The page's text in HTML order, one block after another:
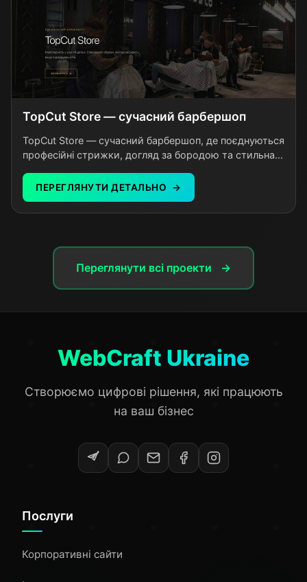
TopCut Store — сучасний барбершоп
TopCut Store — сучасний барбершоп, де поєднуються
професійні стрижки, догляд за бородою та стильна
ПЕРЕГЛЯНУТИ ДЕТАЛЬНО
Переглянути всі проекти
WebCraft Ukraine
Створюємо цифрові рішення, які працюють
на ваш бізнес
Послуги
Корпоративні сайти